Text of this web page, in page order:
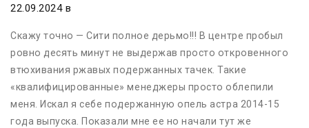
22.09.2024 в
Скажу точно — Сити полное дерьмо!!! В центре пробыл
ровно десять минут не выдержав просто откровенного
втюхивания ржавых подержанных тачек. Такие
«квалифицированные» менеджеры просто облепили
меня. Искал я себе подержанную опель астра 2014-15
года выпуска. Показали мне ее но начали тут же